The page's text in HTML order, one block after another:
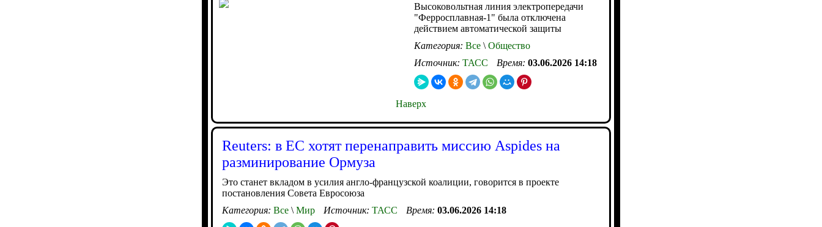
Высоковольтная линия электропередачи
"Ферросплавная-1" была отключена
действием автоматической защиты
Категория: Все \ Общество
Источник: ТАСС Время: 03.06.2026 14:18
Наверх
Reuters: в ЕС хотят перенаправить миссию Aspides на
разминирование Ормуза
Это станет вкладом в усилия англо-французской коалиции, говорится в проекте
постановления Совета Евросоюза
Категория: Все \ Мир Источник: ТАСС Время: 03.06.2026 14:18